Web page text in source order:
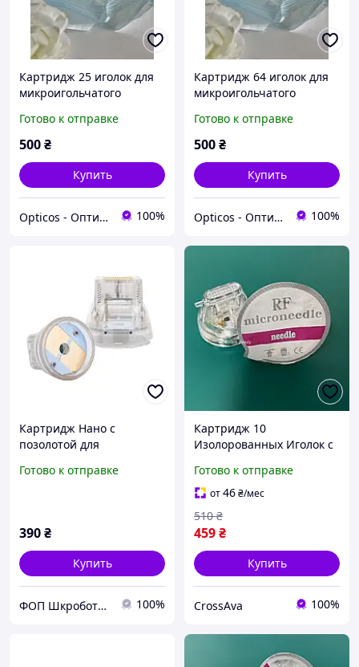
Картридж 25 иголок для
микроигольчатого
лифтинга
Готово к отправке
500₴
Купить
Opticos - Оптимальна Косметологія 100%
Картридж 64 иголок для
микроигольчатого
лифтинга
Готово к отправке
500₴
Купить
Opticos - Оптимальна Косметологія 100%
Картридж Нано с
позолотой для
микрогольчатого РФ
Готово к отправке
390₴
Купить
ФОП Шкроботько 100%
Картридж 10
Изолорованных Иголок с
Микроигольчатого
Фракционного РФ-
лифтинга
Готово к отправке
от46₴/мес
459₴
510 ₴
Купить
CrossAva 100%